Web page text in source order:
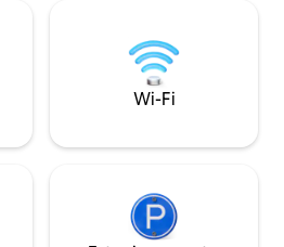
dar um passeio
aluguel é
tranquilo,
cafés
paralelepípedos
mergulhe na rica
simplesmente
Wi-Fi